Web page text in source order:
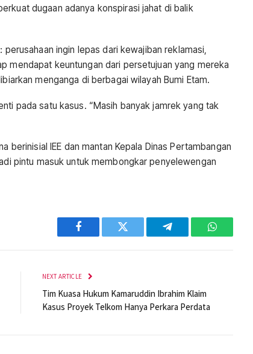
dugaan adanya konspirasi jahat di balik
ingin lepas dari kewajiban reklamasi,
mendapat keuntungan dari persetujuan yang mereka
menganga di berbagai wilayah Bumi Etam.
pada satu kasus. “Masih banyak jamrek yang tak
berinisial IEE dan mantan Kepala Dinas Pertambangan
pintu masuk untuk membongkar penyelewengan
Facebook Twitter Telegram WhatsApp
NEXT ARTICLE
Tim Kuasa Hukum Kamaruddin Ibrahim Klaim
Kasus Proyek Telkom Hanya Perkara Perdata